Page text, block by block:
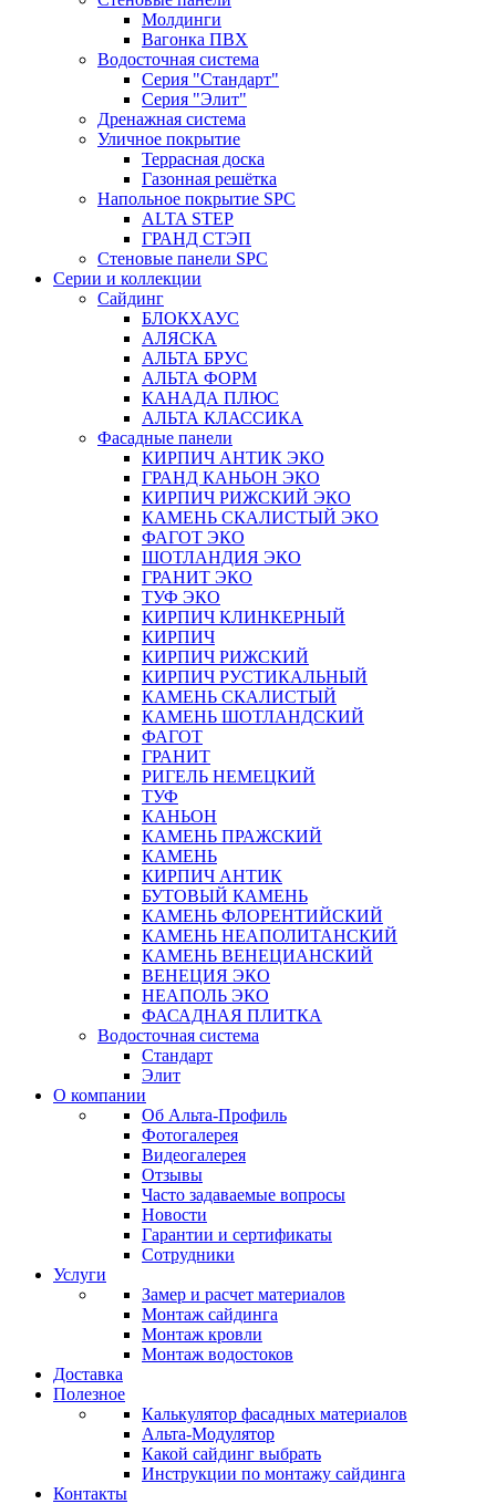
Молдинги
Вагонка ПВХ
Водосточная система
Серия "Стандарт"
Серия "Элит"
Дренажная система
Уличное покрытие
Террасная доска
Газонная решётка
Напольное покрытие SPC
ALTA STEP
ГРАНД СТЭП
Стеновые панели SPC
Серии и коллекции
Сайдинг
БЛОКХАУС
АЛЯСКА
АЛЬТА БРУС
АЛЬТА ФОРМ
КАНАДА ПЛЮС
АЛЬТА КЛАССИКА
Фасадные панели
КИРПИЧ АНТИК ЭКО
ГРАНД КАНЬОН ЭКО
КИРПИЧ РИЖСКИЙ ЭКО
КАМЕНЬ СКАЛИСТЫЙ ЭКО
ФАГОТ ЭКО
ШОТЛАНДИЯ ЭКО
ГРАНИТ ЭКО
ТУФ ЭКО
КИРПИЧ КЛИНКЕРНЫЙ
КИРПИЧ
КИРПИЧ РИЖСКИЙ
КИРПИЧ РУСТИКАЛЬНЫЙ
КАМЕНЬ СКАЛИСТЫЙ
КАМЕНЬ ШОТЛАНДСКИЙ
ФАГОТ
ГРАНИТ
РИГЕЛЬ НЕМЕЦКИЙ
ТУФ
КАНЬОН
КАМЕНЬ ПРАЖСКИЙ
КАМЕНЬ
КИРПИЧ АНТИК
БУТОВЫЙ КАМЕНЬ
КАМЕНЬ ФЛОРЕНТИЙСКИЙ
КАМЕНЬ НЕАПОЛИТАНСКИЙ
КАМЕНЬ ВЕНЕЦИАНСКИЙ
ВЕНЕЦИЯ ЭКО
НЕАПОЛЬ ЭКО
ФАСАДНАЯ ПЛИТКА
Водосточная система
Стандарт
Элит
О компании
Об Альта-Профиль
Фотогалерея
Видеогалерея
Отзывы
Часто задаваемые вопросы
Новости
Гарантии и сертификаты
Сотрудники
Услуги
Замер и расчет материалов
Монтаж сайдинга
Монтаж кровли
Монтаж водостоков
Доставка
Полезное
Калькулятор фасадных материалов
Альта-Модулятор
Какой сайдинг выбрать
Инструкции по монтажу сайдинга
Контакты